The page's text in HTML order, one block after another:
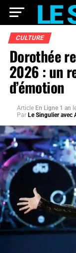
CULTURE
Dorothée
2026 : un
d’émotion
Article En Ligne 1 an
Par Le Singulier avec